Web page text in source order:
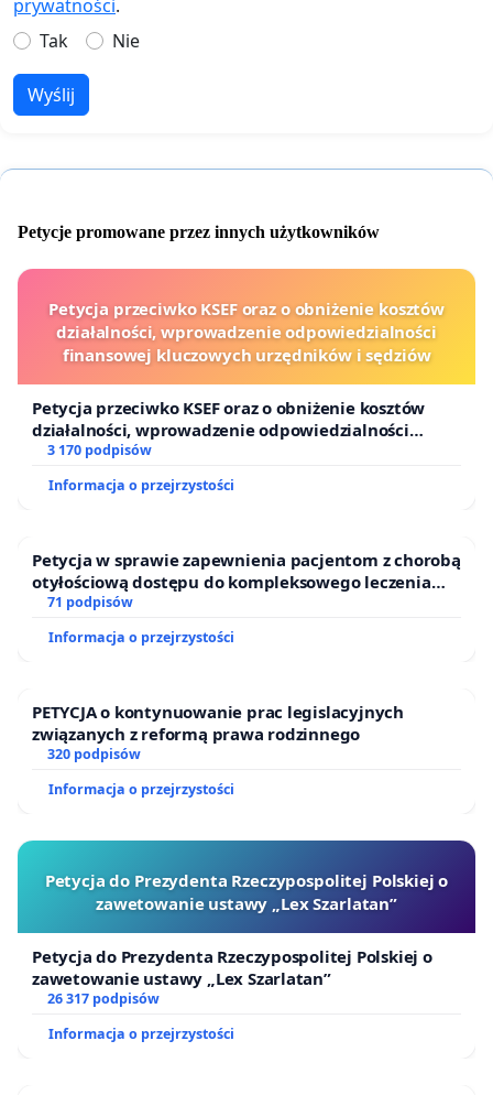
prywatności.
Tak
Nie
Wyślij
Petycje promowane przez innych użytkowników
Petycja przeciwko KSEF oraz o obniżenie kosztów
działalności, wprowadzenie odpowiedzialności
finansowej kluczowych urzędników i sędziów
Petycja przeciwko KSEF oraz o obniżenie kosztów
działalności, wprowadzenie odpowiedzialności
finansowej kluczowych urzędników i sędziów
3 170 podpisów
Informacja o przejrzystości
Petycja w sprawie zapewnienia pacjentom z chorobą
otyłościową dostępu do kompleksowego leczenia
oraz programów profilaktycznych.
71 podpisów
Informacja o przejrzystości
PETYCJA o kontynuowanie prac legislacyjnych
związanych z reformą prawa rodzinnego
320 podpisów
Informacja o przejrzystości
Petycja do Prezydenta Rzeczypospolitej Polskiej o
zawetowanie ustawy „Lex Szarlatan”
Petycja do Prezydenta Rzeczypospolitej Polskiej o
zawetowanie ustawy „Lex Szarlatan”
26 317 podpisów
Informacja o przejrzystości